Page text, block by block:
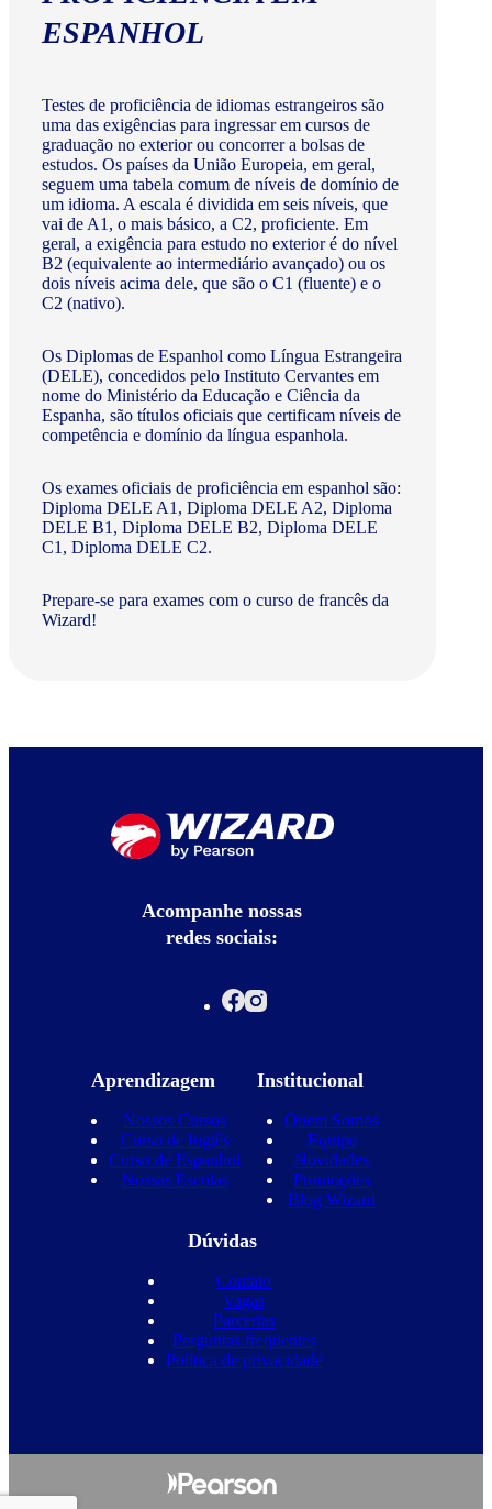
ESPANHOL
Testes de proficiência de idiomas estrangeiros são
uma das exigências para ingressar em cursos de
graduação no exterior ou concorrer a bolsas de
estudos. Os países da União Europeia, em geral,
seguem uma tabela comum de níveis de domínio de
um idioma. A escala é dividida em seis níveis, que
vai de A1, o mais básico, a C2, proficiente. Em
geral, a exigência para estudo no exterior é do nível
B2 (equivalente ao intermediário avançado) ou os
dois níveis acima dele, que são o C1 (fluente) e o
C2 (nativo).
Os Diplomas de Espanhol como Língua Estrangeira
(DELE), concedidos pelo Instituto Cervantes em
nome do Ministério da Educação e Ciência da
Espanha, são títulos oficiais que certificam níveis de
competência e domínio da língua espanhola.
Os exames oficiais de proficiência em espanhol são:
Diploma DELE A1, Diploma DELE A2, Diploma
DELE B1, Diploma DELE B2, Diploma DELE
C1, Diploma DELE C2.
Prepare-se para exames com o curso de francês da
Wizard!
Acompanhe nossas
redes sociais:
Aprendizagem
Nossos Cursos
Curso de Inglês
Curso de Espanhol
Nossas Escolas
Institucional
Quem Somos
Equipe
Novidades
Promoções
Blog Wizard
Dúvidas
Contato
Vagas
Parcerias
Perguntas frequentes
Política de privacidade